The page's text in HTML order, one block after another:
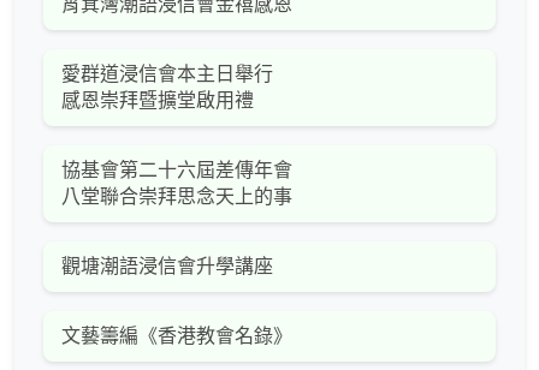
筲箕灣潮語浸信會金禧感恩
愛群道浸信會本主日舉行
感恩崇拜暨擴堂啟用禮
協基會第二十六屆差傳年會
八堂聯合崇拜思念天上的事
觀塘潮語浸信會升學講座
文藝籌編《香港教會名錄》